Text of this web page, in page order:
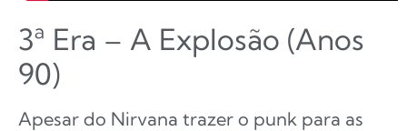
3ª Era – A Explosão (Anos
90)
Apesar do Nirvana trazer o punk para as